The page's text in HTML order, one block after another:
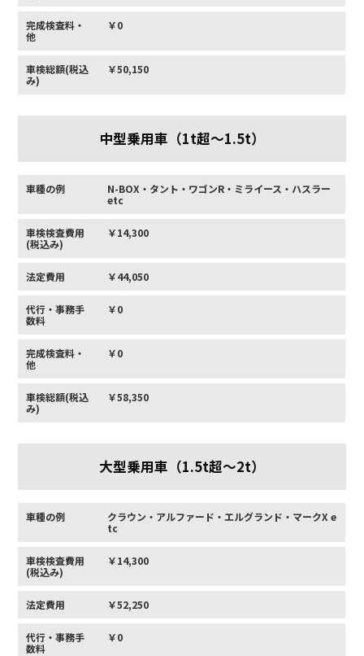
完成検査料・
他
￥0
車検総額(税込
み)
￥50,150
中型乗用車（1t超〜1.5t）
車種の例
N-BOX・タント・ワゴンR・ミライース・ハスラー
etc
車検検査費用
(税込み)
￥14,300
法定費用 ￥44,050
代行・事務手
数料
￥0
完成検査料・
他
￥0
車検総額(税込
み)
￥58,350
大型乗用車（1.5t超〜2t）
車種の例
クラウン・アルファード・エルグランド・マークX e
tc
車検検査費用
(税込み)
￥14,300
法定費用 ￥52,250
代行・事務手
数料
￥0